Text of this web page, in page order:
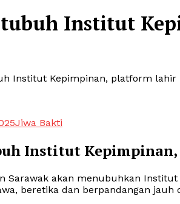
tubuh Institut
Institut Kepimpinan, platform lahir
Jiwa Bakti
Institut
Sarawak akan menubuhkan
beretika dan berpandangan jauh